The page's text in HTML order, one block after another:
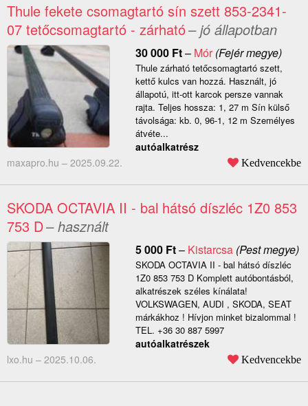
Thule fekete csomagtartó sín szett 853-2341-
07 tetőcsomagtartó - zárható– jó állapotban
30 000 Ft– Mór(Fejér megye)
Thule zárható tetőcsomagtartó szett,
kettő kulcs van hozzá. Használt, jó
állapotú, itt-ott karcok persze vannak
rajta. Teljes hossza: 1, 27 m Sín külső
távolsága: kb. 0, 96-1, 12 m Személyes
átvéte...
autóalkatrész
maxapro.hu – 2025.09.22. Kedvencekbe
SKODA OCTAVIA II - bal hátsó díszléc 1Z0 853
753 D– használt
5 000 Ft– Kistarcsa(Pest megye)
SKODA OCTAVIA II - bal hátsó díszléc
1Z0 853 753 D Komplett autóbontásból,
alkatrészek széles kínálata!
VOLKSWAGEN, AUDI , SKODA, SEAT
márkákhoz ! Hívjon minket bizalommal !
TEL. +36 30 887 5997
autóalkatrészek
lxo.hu – 2025.10.06. Kedvencekbe